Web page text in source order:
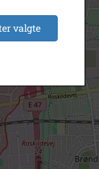
valgte